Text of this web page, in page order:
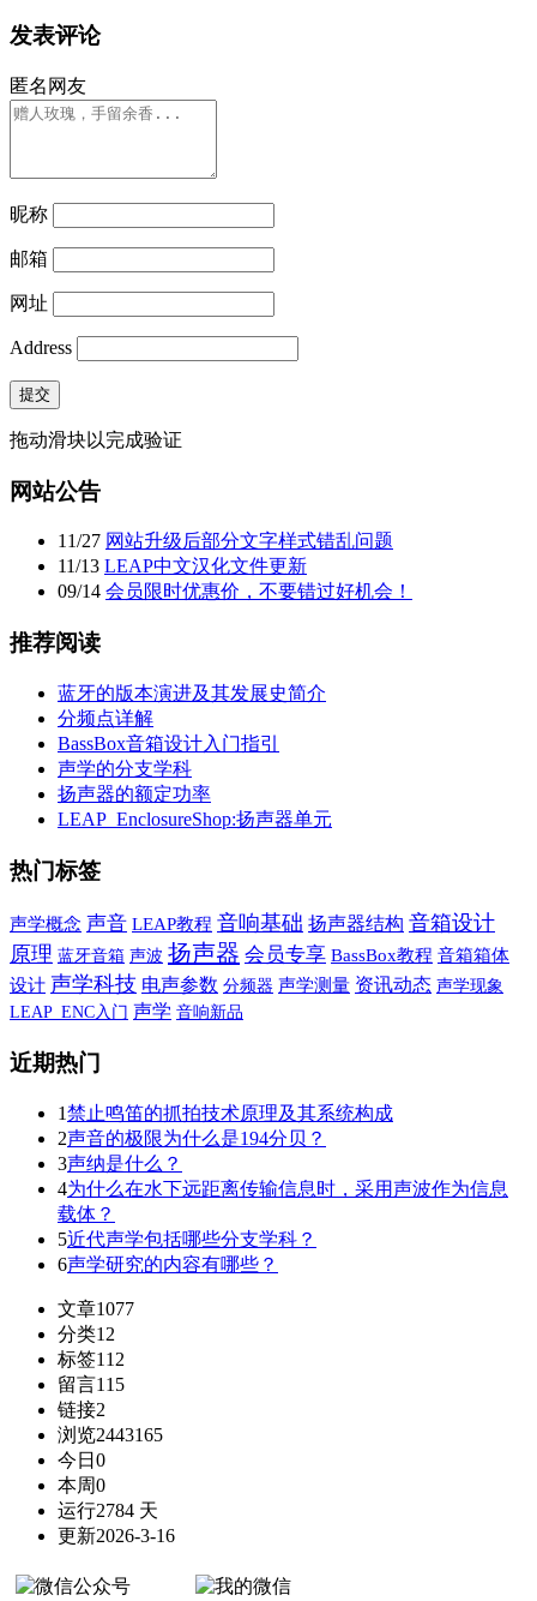
发表评论
匿名网友
昵称
邮箱
网址
Address
提交
拖动滑块以完成验证
网站公告
11/27 网站升级后部分文字样式错乱问题
11/13 LEAP中文汉化文件更新
09/14 会员限时优惠价，不要错过好机会！
推荐阅读
蓝牙的版本演进及其发展史简介
分频点详解
BassBox音箱设计入门指引
声学的分支学科
扬声器的额定功率
LEAP_EnclosureShop:扬声器单元
热门标签
声学概念 声音 LEAP教程 音响基础 扬声器结构 音箱设计
原理 蓝牙音箱 声波 扬声器 会员专享 BassBox教程 音箱箱体
设计 声学科技 电声参数 分频器 声学测量 资讯动态 声学现象
LEAP_ENC入门 声学 音响新品
近期热门
1禁止鸣笛的抓拍技术原理及其系统构成
2声音的极限为什么是194分贝？
3声纳是什么？
4为什么在水下远距离传输信息时，采用声波作为信息
载体？
5近代声学包括哪些分支学科？
6声学研究的内容有哪些？
文章1077
分类12
标签112
留言115
链接2
浏览2443165
今日 0
本周0
运行2784 天
更新2026-3-16